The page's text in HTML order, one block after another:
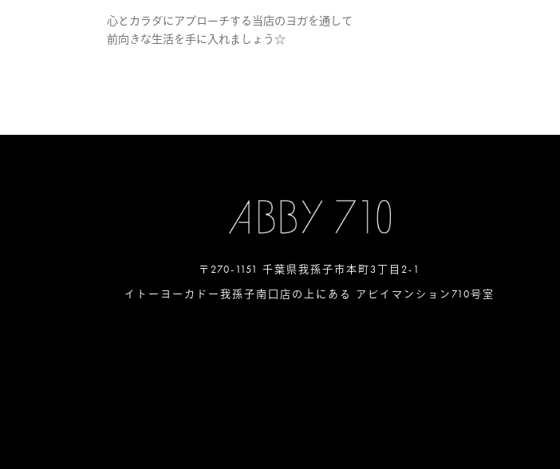
心とカラダにアプローチする当店のヨガを通して
前向きな生活を手に入れましょう☆
〒270-1151 千葉県我孫子市本町3丁目2-1
イトーヨーカドー我孫子南口店の上にある アビイマンション710号室